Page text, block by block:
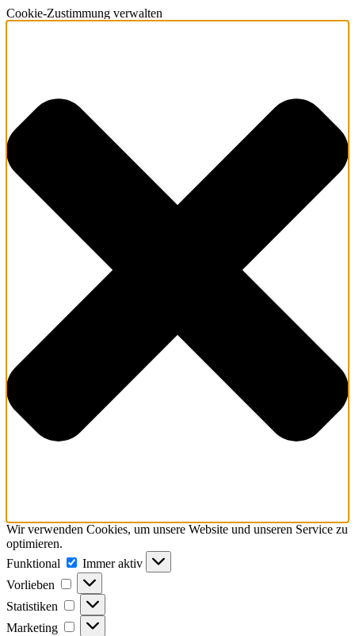
Cookie-Zustimmung verwalten
Wir verwenden Cookies, um unsere Website und unseren Service zu
optimieren.
Funktional
Funktional
Immer aktiv
Vorlieben
Vorlieben
Statistiken Statistiken
Marketing Marketing